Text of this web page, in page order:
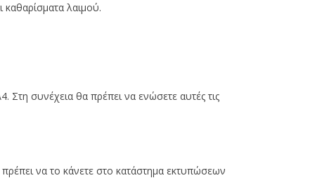
λαιμού.
Στη συνέχεια θα πρέπει να ενώσετε αυτές τις
να το κάνετε στο κατάστημα εκτυπώσεων